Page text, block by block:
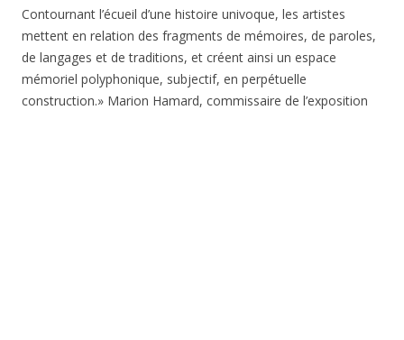
Contournant l’écueil d’une histoire univoque, les artistes
mettent en relation des fragments de mémoires, de paroles,
de langages et de traditions, et créent ainsi un espace
mémoriel polyphonique, subjectif, en perpétuelle
construction.» Marion Hamard, commissaire de l’exposition